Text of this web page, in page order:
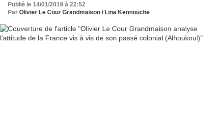
Publié le 14/01/2019 à 22:52
Par Olivier Le Cour Grandmaison / Lina Kennouche